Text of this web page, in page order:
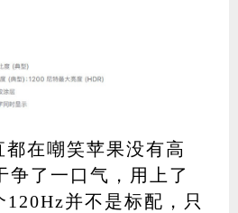
都在嘲笑苹果没有高
争了一口气，用上了
并不是标配，只